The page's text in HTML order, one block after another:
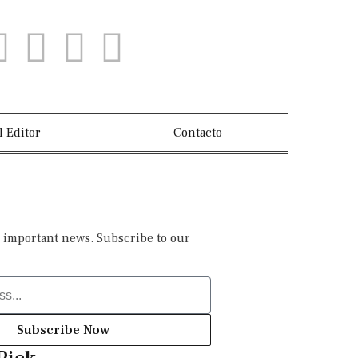
Editor Contacto
important news. Subscribe to our
Subscribe Now